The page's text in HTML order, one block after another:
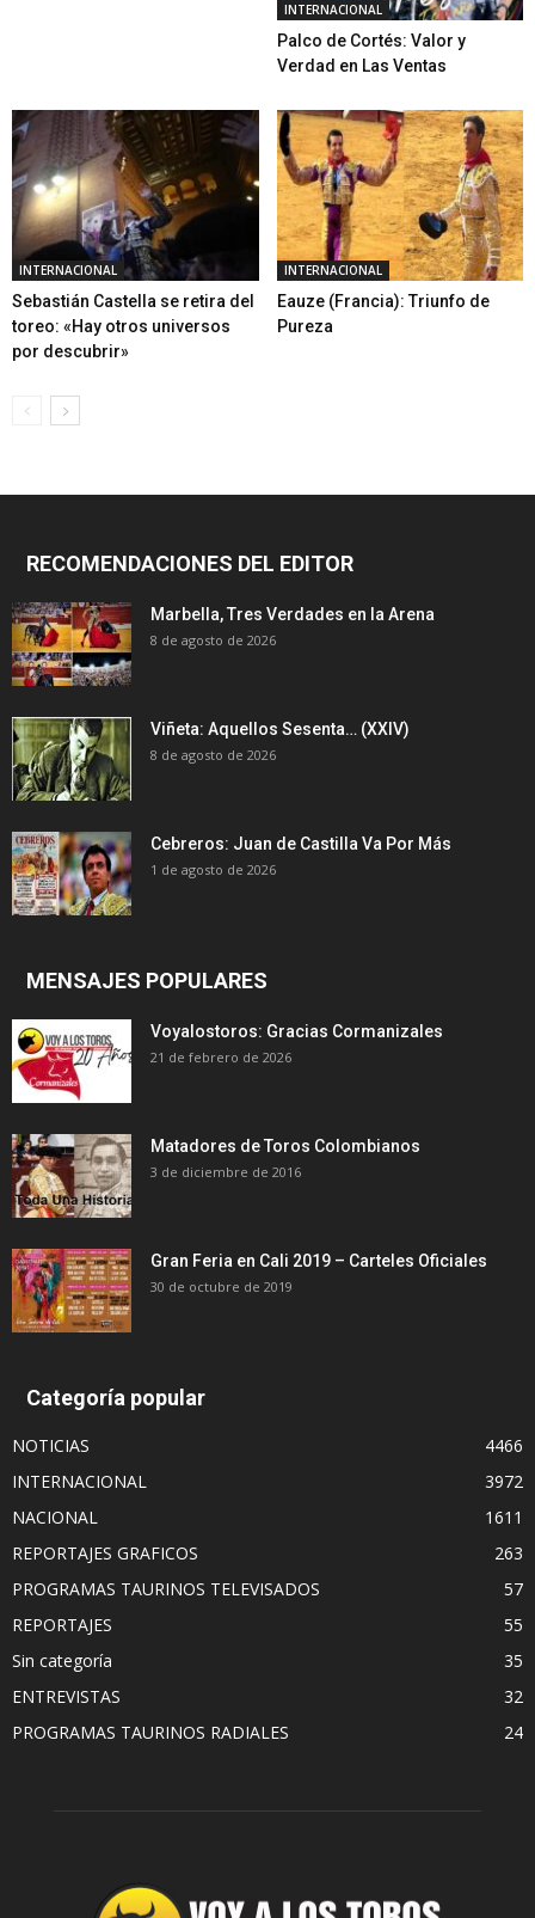
INTERNACIONAL
Palco de Cortés: Valor y
Verdad en Las Ventas
INTERNACIONAL
Sebastián Castella se retira del
toreo: «Hay otros universos
por descubrir»
INTERNACIONAL
Eauze (Francia): Triunfo de
Pureza
RECOMENDACIONES DEL EDITOR
Marbella, Tres Verdades en la Arena
8 de agosto de 2026
Viñeta: Aquellos Sesenta… (XXIV)
8 de agosto de 2026
Cebreros: Juan de Castilla Va Por Más
1 de agosto de 2026
MENSAJES POPULARES
Voyalostoros: Gracias Cormanizales
21 de febrero de 2026
Matadores de Toros Colombianos
3 de diciembre de 2016
Gran Feria en Cali 2019 – Carteles Oficiales
30 de octubre de 2019
Categoría popular
NOTICIAS
4466
INTERNACIONAL
3972
NACIONAL
1611
REPORTAJES GRAFICOS
263
PROGRAMAS TAURINOS TELEVISADOS
57
REPORTAJES
55
Sin categoría
35
ENTREVISTAS
32
PROGRAMAS TAURINOS RADIALES
24